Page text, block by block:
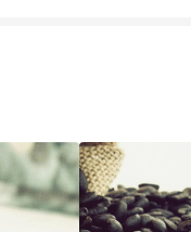
有標示「商店」及顯示商